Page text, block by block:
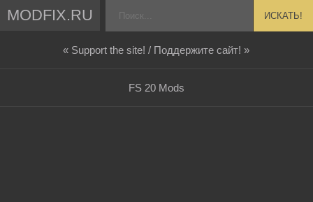
MODFIX.RU ИСКАТЬ!
« Support the site! / Поддержите сайт! »
FS 20 Mods